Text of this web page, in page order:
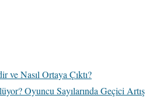
ve Nasıl Ortaya Çıktı?
Oyuncu Sayılarında Geçici Artış